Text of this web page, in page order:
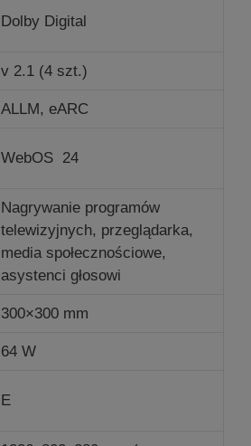
Dolby Digital
v 2.1 (4 szt.)
ALLM, eARC
WebOS 24
Nagrywanie programów
telewizyjnych, przeglądarka,
media społecznościowe,
asystenci głosowi
300×300 mm
64 W
E